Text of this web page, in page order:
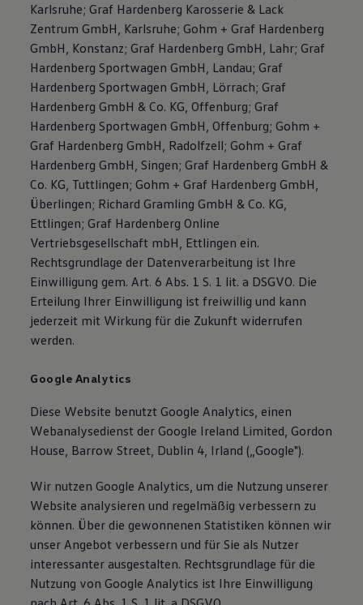
Karlsruhe; Graf Hardenberg Karosserie & Lack
Zentrum GmbH, Karlsruhe; Gohm + Graf Hardenberg
GmbH, Konstanz; Graf Hardenberg GmbH, Lahr; Graf
Hardenberg Sportwagen GmbH, Landau; Graf
Hardenberg Sportwagen GmbH, Lörrach; Graf
Hardenberg GmbH & Co. KG, Offenburg; Graf
Hardenberg Sportwagen GmbH, Offenburg; Gohm +
Graf Hardenberg GmbH, Radolfzell; Gohm + Graf
Hardenberg GmbH, Singen; Graf Hardenberg GmbH &
Co. KG, Tuttlingen; Gohm + Graf Hardenberg GmbH,
Überlingen; Richard Gramling GmbH & Co. KG,
Ettlingen; Graf Hardenberg Online
Vertriebsgesellschaft mbH, Ettlingen ein.
Rechtsgrundlage der Datenverarbeitung ist Ihre
Einwilligung gem. Art. 6 Abs. 1 S. 1 lit. a DSGVO. Die
Erteilung Ihrer Einwilligung ist freiwillig und kann
jederzeit mit Wirkung für die Zukunft widerrufen
werden.
Google Analytics
Diese Website benutzt Google Analytics, einen
Webanalysedienst der Google Ireland Limited, Gordon
House, Barrow Street, Dublin 4, Irland („Google").
Wir nutzen Google Analytics, um die Nutzung unserer
Website analysieren und regelmäßig verbessern zu
können. Über die gewonnenen Statistiken können wir
unser Angebot verbessern und für Sie als Nutzer
interessanter ausgestalten. Rechtsgrundlage für die
Nutzung von Google Analytics ist Ihre Einwilligung